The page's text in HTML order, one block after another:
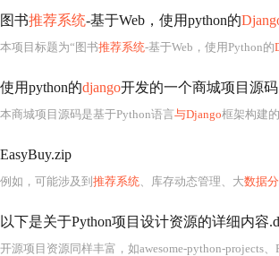
图书推荐系统-基于Web，使用python的
本项目标题为“图书推荐系统-基于Web，使用Python的
使用python的django开发的一个商城项目源
本商城项目源码是基于Python语言与Django框架构建
EasyBuy.zip
例如，可能涉及到 推荐系统、库存动态管理、大数据
以下是关于Python项目设计资源的详细内容
开源项目资源同样丰富，如awesome-python-projects、